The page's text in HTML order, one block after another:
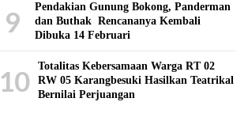
9
Pendakian Gunung Bokong, Panderman
dan Buthak Rencananya Kembali
Dibuka 14 Februari
10
Totalitas Kebersamaan Warga RT 02
RW 05 Karangbesuki Hasilkan Teatrikal
Bernilai Perjuangan